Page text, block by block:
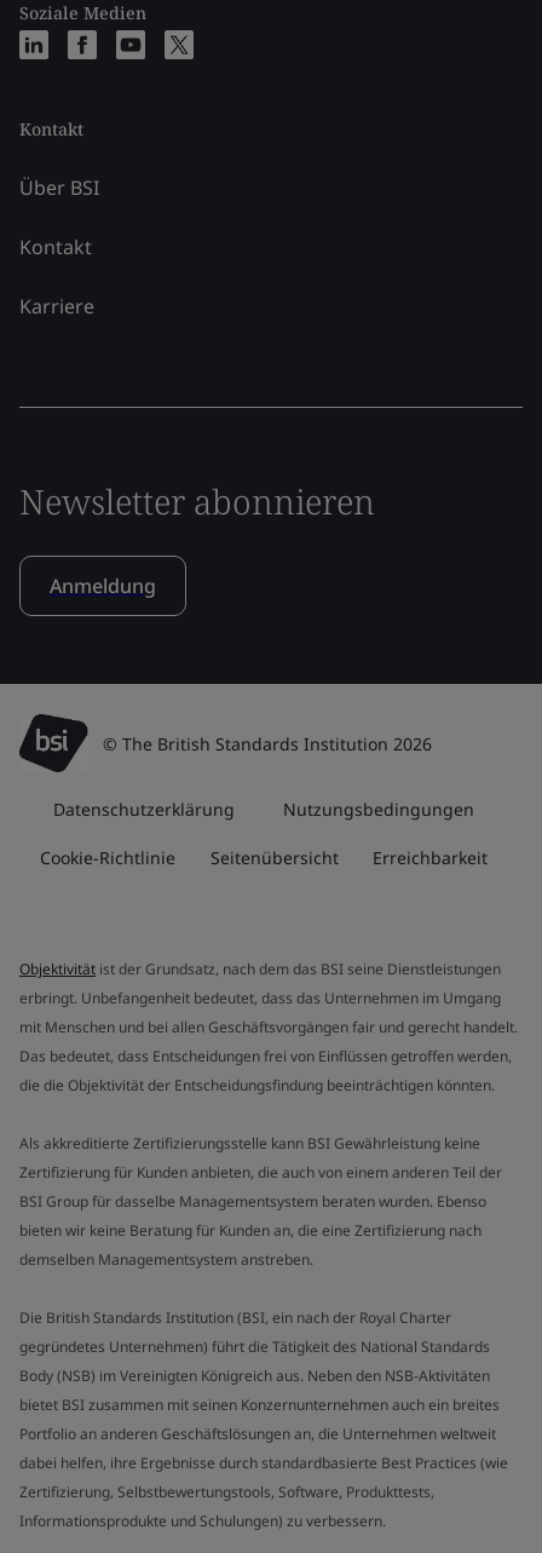
Soziale Medien
Kontakt
Über BSI
Kontakt
Karriere
Newsletter abonnieren
Anmeldung
© The British Standards Institution 2026
Datenschutzerklärung Nutzungsbedingungen
Cookie-Richtlinie Seitenübersicht Erreichbarkeit
Objektivität ist der Grundsatz, nach dem das BSI seine Dienstleistungen
erbringt. Unbefangenheit bedeutet, dass das Unternehmen im Umgang
mit Menschen und bei allen Geschäftsvorgängen fair und gerecht handelt.
Das bedeutet, dass Entscheidungen frei von Einflüssen getroffen werden,
die die Objektivität der Entscheidungsfindung beeinträchtigen könnten.
Als akkreditierte Zertifizierungsstelle kann BSI Gewährleistung keine
Zertifizierung für Kunden anbieten, die auch von einem anderen Teil der
BSI Group für dasselbe Managementsystem beraten wurden. Ebenso
bieten wir keine Beratung für Kunden an, die eine Zertifizierung nach
demselben Managementsystem anstreben.
Die British Standards Institution (BSI, ein nach der Royal Charter
gegründetes Unternehmen) führt die Tätigkeit des National Standards
Body (NSB) im Vereinigten Königreich aus. Neben den NSB-Aktivitäten
bietet BSI zusammen mit seinen Konzernunternehmen auch ein breites
Portfolio an anderen Geschäftslösungen an, die Unternehmen weltweit
dabei helfen, ihre Ergebnisse durch standardbasierte Best Practices (wie
Zertifizierung, Selbstbewertungstools, Software, Produkttests,
Informationsprodukte und Schulungen) zu verbessern.